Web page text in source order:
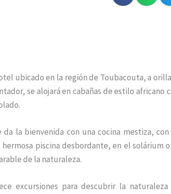
ubicado en la región de Toubacouta, a
se alojará en cabañas de estilo africano
la bienvenida con una cocina mestiza, con
hermosa piscina desbordante, en el solárium
de la naturaleza.
excursiones para descubrir la